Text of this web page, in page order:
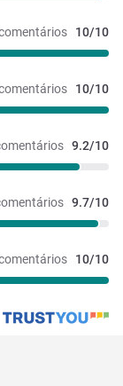
10/10
10/10
9.2/10
9.7/10
10/10